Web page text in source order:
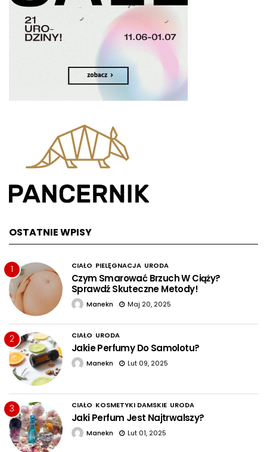
OSTATNIE WPISY
1 CIAŁO PIELĘGNACJA URODA
Czym Smarować Brzuch W Ciąży?
Sprawdź Skuteczne Metody!
Manekn Maj 20, 2025
2 CIAŁO URODA
Jakie Perfumy Do Samolotu?
Manekn Lut 09, 2025
3 CIAŁO KOSMETYKI DAMSKIE URODA
Jaki Perfum Jest Najtrwalszy?
Manekn Lut 01, 2025